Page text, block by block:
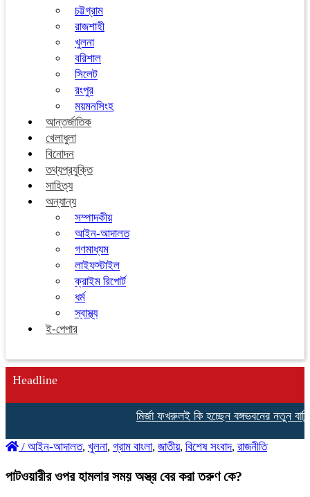
চট্টগ্রাম
রাজশাহী
খুলনা
বরিশাল
সিলেট
রংপুর
ময়মনসিংহ
আন্তর্জাতিক
খেলাধুলা
বিনোদন
তথ্যপ্রযুক্তি
সাহিত্য
অন্যান্য
সম্পাদকীয়
আইন-আদালত
গণমাধ্যম
লাইফস্টাইল
ক্রাইম রিপোর্ট
ধর্ম
স্বাস্থ্য
ই-পেপার
Headline
মির্জা ফখরুলই কি হচ্ছেন বঙ্গভবনের নতুন
/ আইন-আদালত, খুলনা, গ্রাম বাংলা, জাতীয়, বিশেষ সংবাদ, রাজনীতি
পাটওয়ারীর ওপর হামলার সময় অস্ত্র বের করা তরুণ কে?